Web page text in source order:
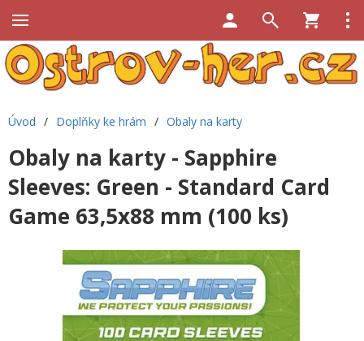
Úvod / Doplňky ke hrám / Obaly na karty
Obaly na karty - Sapphire
Sleeves: Green - Standard Card
Game 63,5x88 mm (100 ks)